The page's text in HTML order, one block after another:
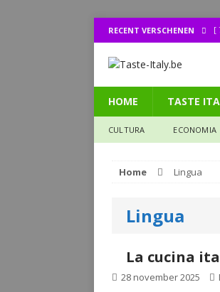
RECENT VERSCHENEN [
[
[
HOME TASTE
CULTURA ECONOMIA
Home Lingua
Lingua
La cucina
28 november 2025